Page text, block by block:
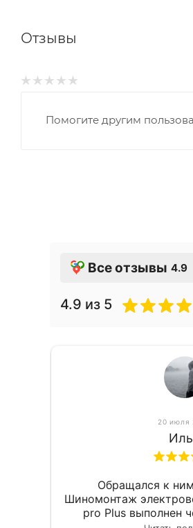
Отзывы
Помогите другим
Все отзывы 4.9
4.9 из 5
20 июля
Обращался к
Шиномонтаж
pro Plus выполнен